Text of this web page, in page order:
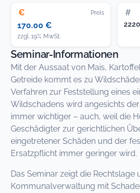
€ Preis
170.00 €
zzgl. 19% MwSt.
#
Seminar-Informationen
Mit der Aussaat von Mais,
Getreide kommt es zu
Verfahren zur Feststellung eines
Wildschadens wird angesichts
immer wichtiger – auch, weil die
Geschädigter zur gerichtlichen
eingetretener Schäden und der
Ersatzpflicht immer geringer wird.
Das Seminar zeigt die Rechtslage
Kommunalverwaltung mit